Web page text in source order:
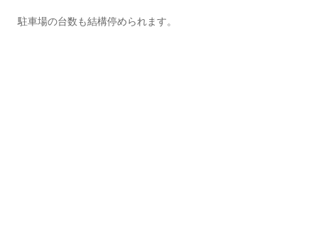
駐車場の台数も結構停められます。